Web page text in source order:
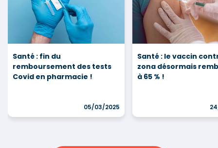
Santé : fin du
remboursement des tests
Covid en pharmacie !
05/03/2025
Santé : le vaccin
zona désormais
à 65 % !